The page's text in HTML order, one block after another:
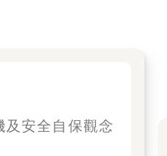
安全自保觀念